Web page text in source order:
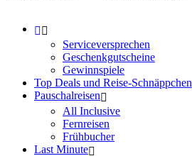
Serviceversprechen
Geschenkgutscheine
Gewinnspiele
Top Deals und Reise-Schnäppchen
Pauschalreisen
All Inclusive
Fernreisen
Frühbucher
Last Minute